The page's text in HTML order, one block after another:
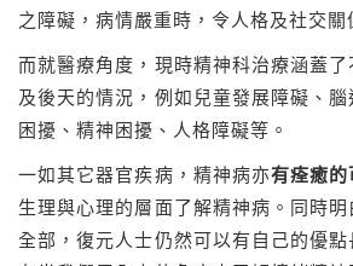
之障礙，病情嚴重時，令人格及社交關
而就醫療角度，現時精神科治療涵蓋
及後天的情況，例如兒童發展障礙、
困擾、精神困擾、人格障礙等。
一如其它器官疾病，精神病亦有痊癒的
生理與心理的層面了解精神病。同時
全部，復元人士仍然可以有自己的優